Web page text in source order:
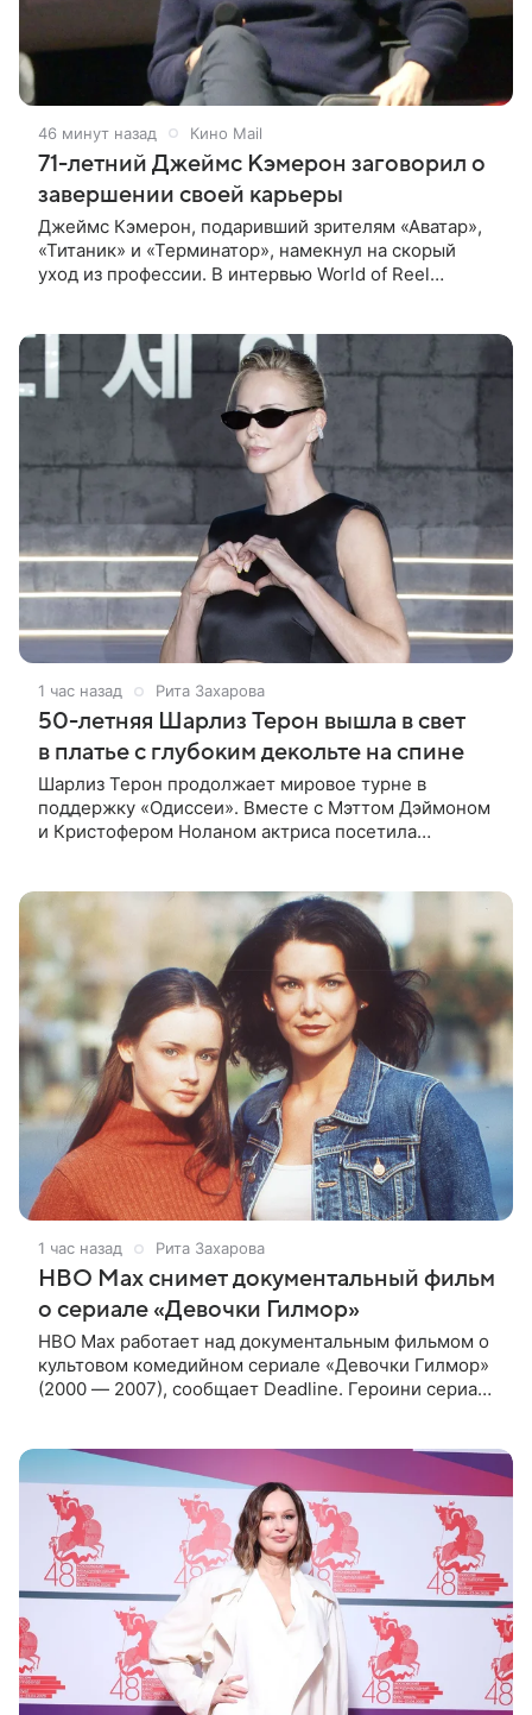
46 минут назад Кино Mail
71-летний Джеймс Кэмерон заговорил о
завершении своей карьеры
Джеймс Кэмерон, подаривший зрителям «Аватар»,
«Титаник» и «Терминатор», намекнул на скорый
уход из профессии. В интервью World of Reel
1 час назад Рита Захарова
50-летняя Шарлиз Терон вышла в свет
в платье с глубоким декольте на спине
Шарлиз Терон продолжает мировое турне в
поддержку «Одиссеи». Вместе с Мэттом Дэймоном
и Кристофером Ноланом актриса посетила
1 час назад Рита Захарова
HBO Max снимет документальный фильм
о сериале «Девочки Гилмор»
HBO Max работает над документальным фильмом о
культовом комедийном сериале «Девочки Гилмор»
(2000 — 2007), сообщает Deadline. Героини сериала